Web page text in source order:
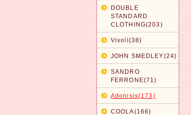
DOUBLE
STANDARD
CLOTHING(203)
Vivoli(38)
JOHN SMEDLEY(24)
SANDRO
FERRONE(71)
Adonisis(173)
COOLA(166)